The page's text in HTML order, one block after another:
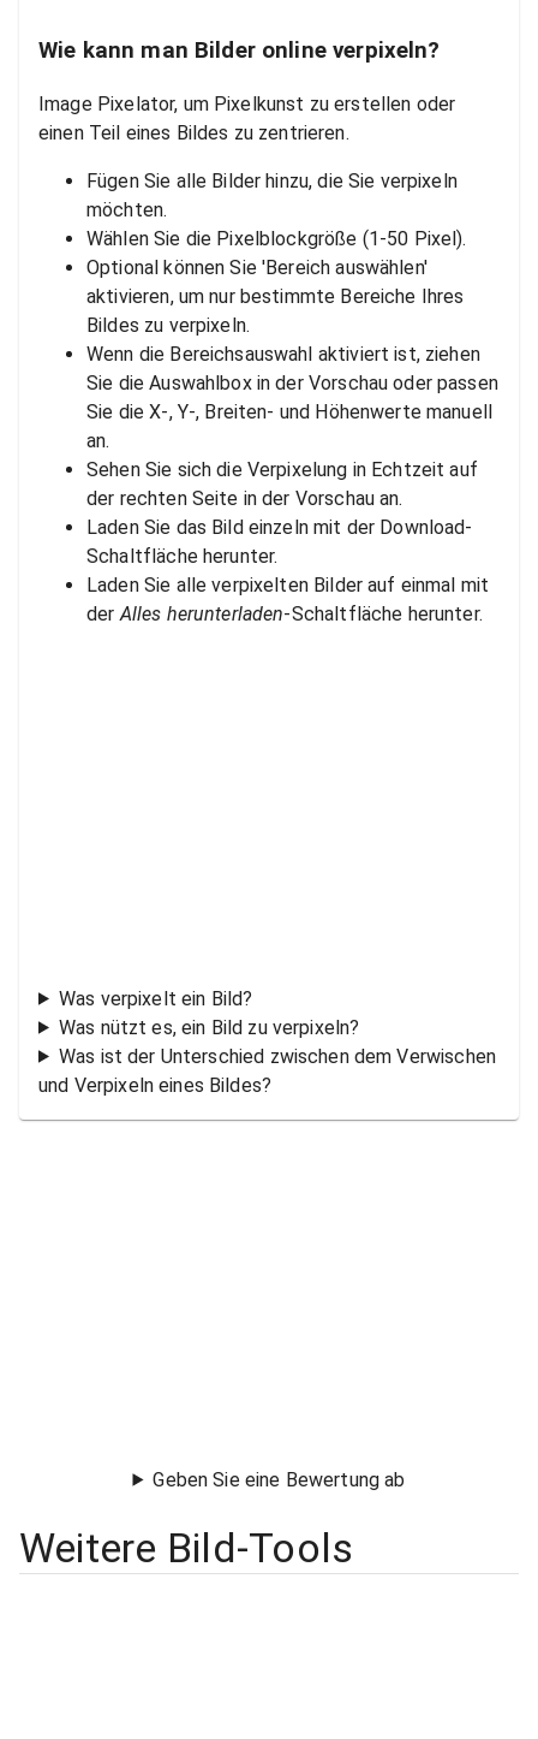
Wie kann man Bilder online verpixeln?
Image Pixelator, um Pixelkunst zu erstellen oder
einen Teil eines Bildes zu zentrieren.
Fügen Sie alle Bilder hinzu, die Sie verpixeln
möchten.
Wählen Sie die Pixelblockgröße (1-50 Pixel).
Optional können Sie 'Bereich auswählen'
aktivieren, um nur bestimmte Bereiche Ihres
Bildes zu verpixeln.
Wenn die Bereichsauswahl aktiviert ist, ziehen
Sie die Auswahlbox in der Vorschau oder passen
Sie die X-, Y-, Breiten- und Höhenwerte manuell
an.
Sehen Sie sich die Verpixelung in Echtzeit auf
der rechten Seite in der Vorschau an.
Laden Sie das Bild einzeln mit der Download-
Schaltfläche herunter.
Laden Sie alle verpixelten Bilder auf einmal mit
der Alles herunterladen-Schaltfläche herunter.
Was verpixelt ein Bild?
Was nützt es, ein Bild zu verpixeln?
Was ist der Unterschied zwischen dem Verwischen
und Verpixeln eines Bildes?
Geben Sie eine Bewertung ab
Weitere Bild-Tools